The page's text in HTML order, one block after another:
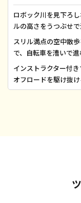
ロボック川を見下ろ
ルの高さをうつぶせ
スリル満点の空中散
で、自転車を漕いで進
インストラクター付
オフロードを駆け抜